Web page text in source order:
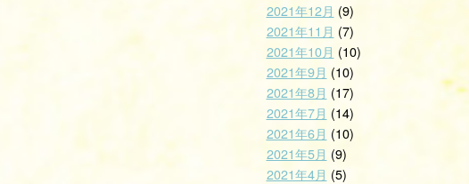
2021年12月 (9)
2021年11月 (7)
2021年10月 (10)
2021年9月 (10)
2021年8月 (17)
2021年7月 (14)
2021年6月 (10)
2021年5月 (9)
2021年4月 (5)